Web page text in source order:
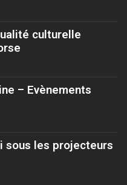
culturelle
– Evènements
sous les projecteurs